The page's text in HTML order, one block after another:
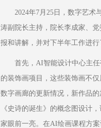
2024年7月25日，数字艺术
涛副院长主持，院长李成家、
报和讲解，并对下半年工作进
首先，AI智能设计中心主
的装饰画项目，这些装饰画不
数字画廊的更新情况，新作品
《史诗的诞生》的概念图设计
家眼前一亮。在AI绘画课程方